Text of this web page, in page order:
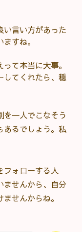
い言い方があった
すね。
て本当に大事。
してくれたら、穏
を一人でこなそう
あるでしょう。私
フォローする人
ませんから、自分
せんからね。